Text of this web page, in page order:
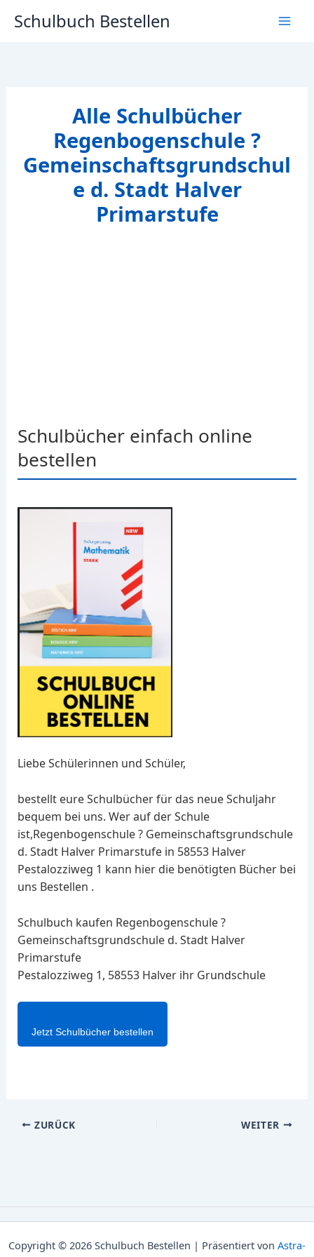
InhaltSchulbuch Bestellen
Alle Schulbücher
Regenbogenschule ?
Gemeinschaftsgrundschul
e d. Stadt Halver
Primarstufe
Schulbücher einfach online
bestellen
Liebe Schülerinnen und Schüler,
bestellt eure Schulbücher für das neue Schuljahr
bequem bei uns. Wer auf der Schule
ist,Regenbogenschule ? Gemeinschaftsgrundschule
d. Stadt Halver Primarstufe in 58553 Halver
Pestalozziweg 1 kann hier die benötigten Bücher bei
uns Bestellen .
Schulbuch kaufen Regenbogenschule ?
Gemeinschaftsgrundschule d. Stadt Halver
Primarstufe
Pestalozziweg 1, 58553 Halver ihr Grundschule
Jetzt Schulbücher bestellen
ZURÜCK WEITER
Copyright © 2026 Schulbuch Bestellen | Präsentiert von Astra-